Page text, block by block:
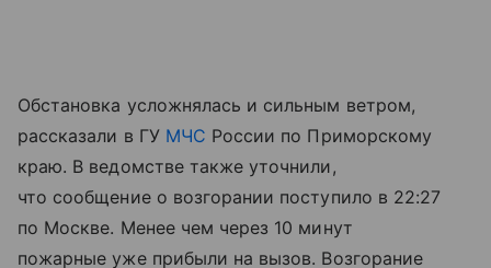
Обстановка усложнялась и сильным ветром,
рассказали в ГУ МЧС России по Приморскому
краю. В ведомстве также уточнили,
что сообщение о возгорании поступило в 22:27
по Москве. Менее чем через 10 минут
пожарные уже прибыли на вызов. Возгорание